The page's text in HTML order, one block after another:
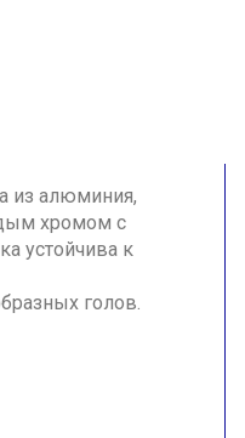
из алюминия,
хромом с
устойчива к
голов.